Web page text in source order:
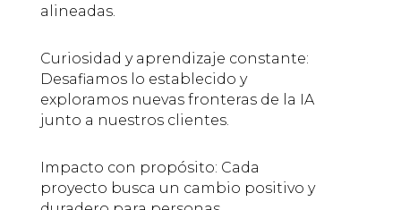
alineadas.
Curiosidad y aprendizaje constante:
Desafiamos lo establecido y
exploramos nuevas fronteras de la IA
junto a nuestros clientes.
Impacto con propósito: Cada
proyecto busca un cambio positivo y